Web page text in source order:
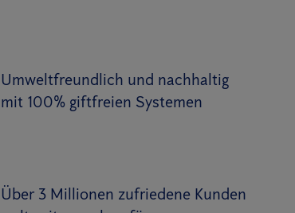
Umweltfreundlich und nachhaltig
mit 100% giftfreien Systemen
Über 3 Millionen zufriedene Kunden